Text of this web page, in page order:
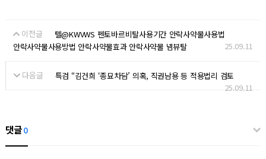
이전글
텔@KWVWS 펜토바르비탈사용기간 안락사약물사용법
안락사약물사용방법 안락사약물효과 안락사약물 넴뷰탈
25.09.11
다음글
특검 “김건희 ‘종묘차담’ 의혹, 직권남용 등 적용법리 검토
25.09.11
댓글0